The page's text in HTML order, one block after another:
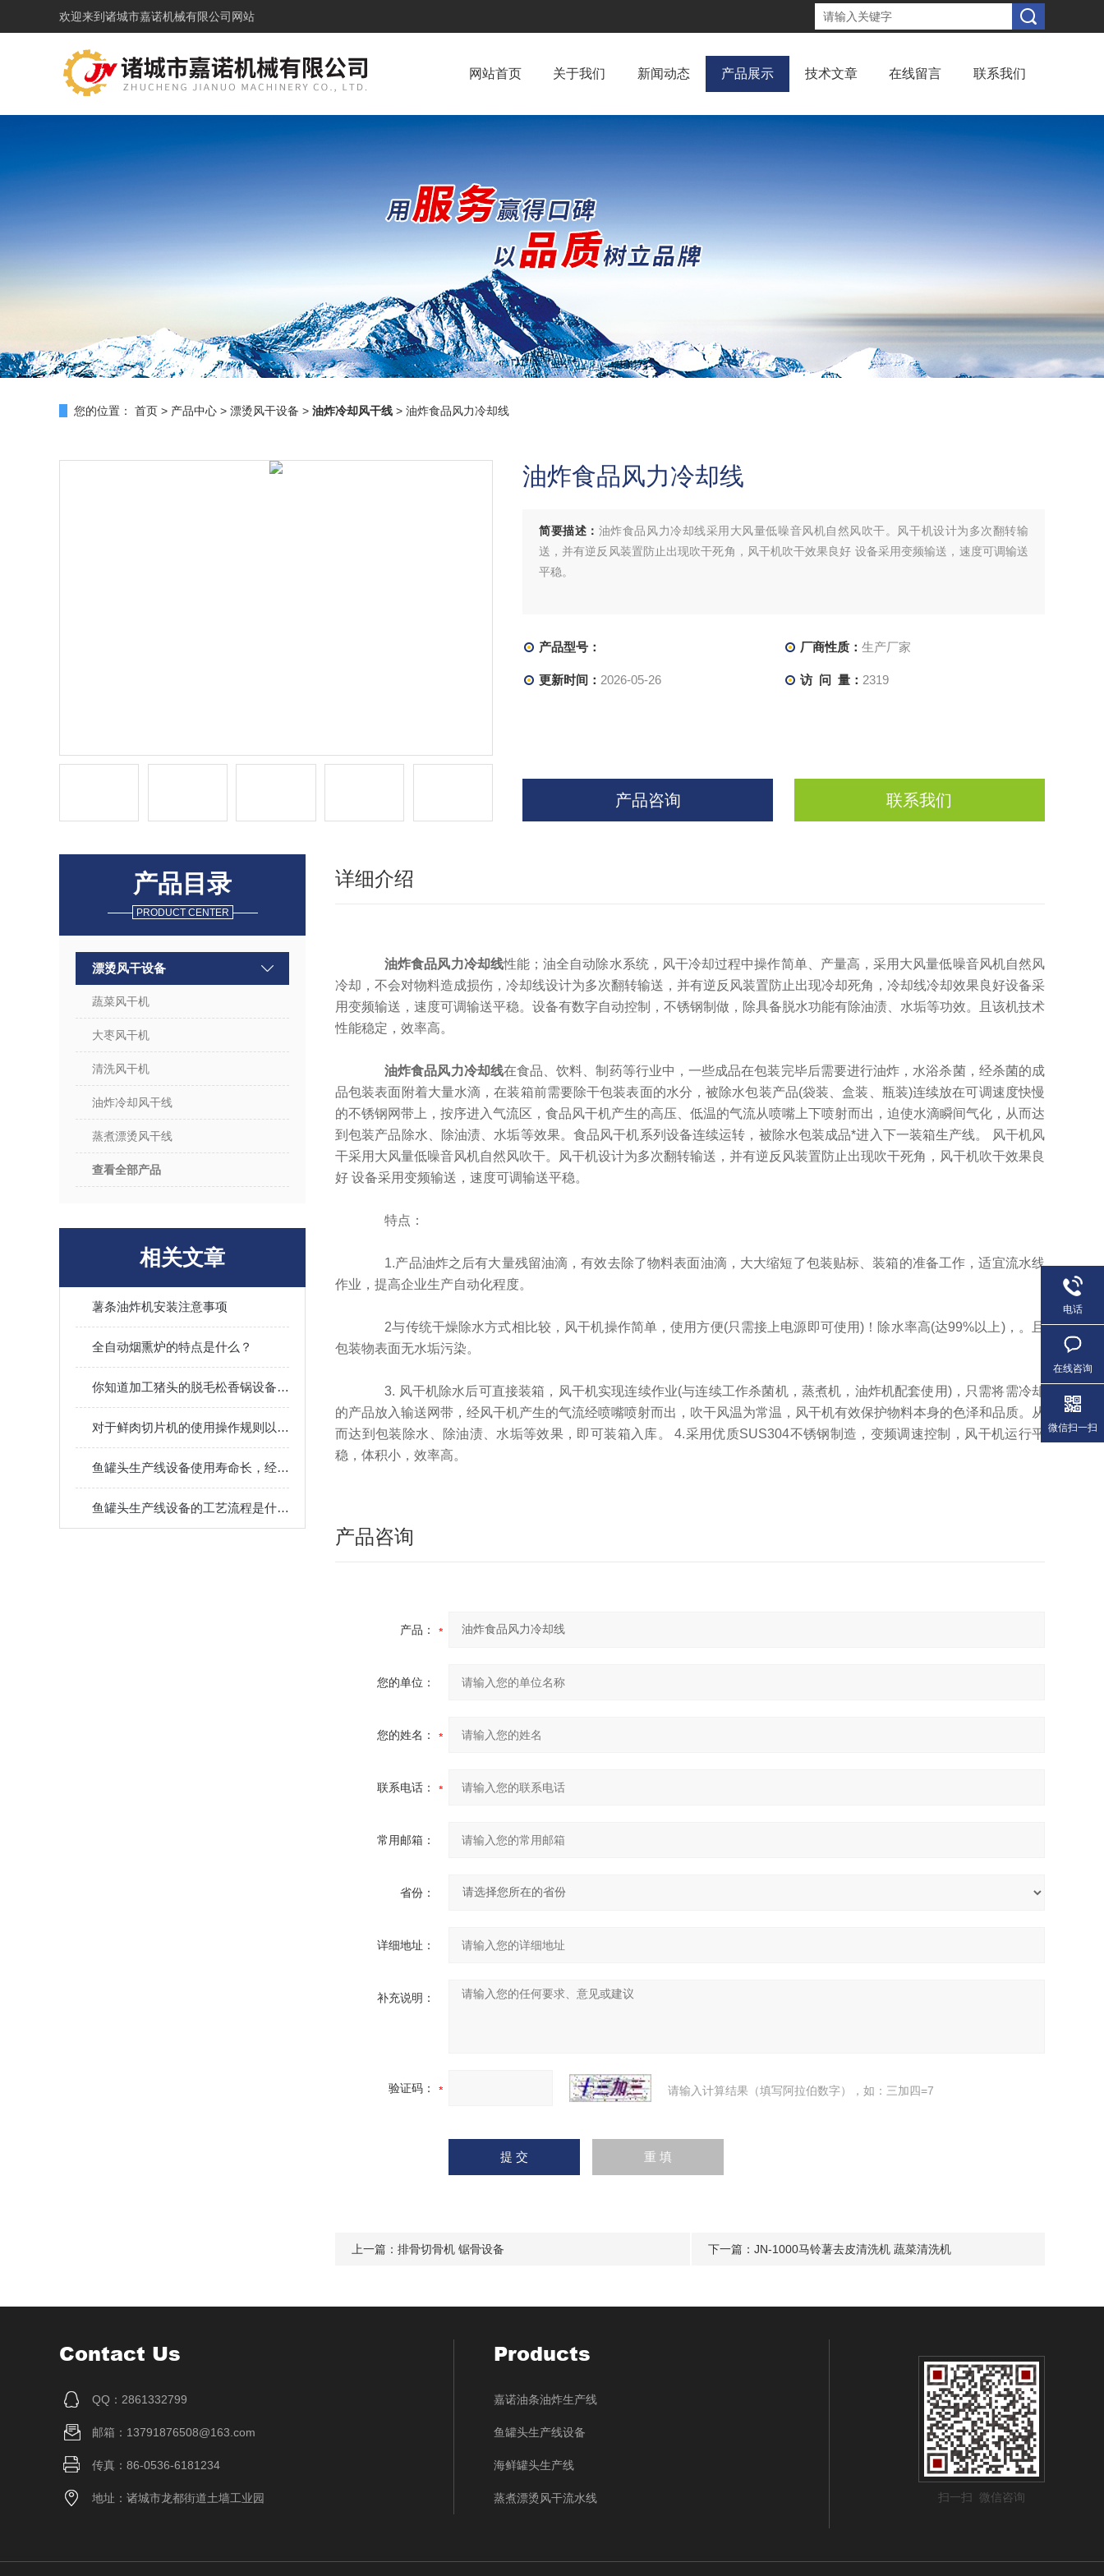
欢迎来到 诸城市嘉诺机械有限公司网站
网站首页 关于我们 新闻动态 产品展示 技术文章 在线留言 联系我们
您的位置： 首页 > 产品中心 > 漂烫风干设备 > 油炸冷却风干线 > 油炸食品风力冷却线
油炸食品风力冷却线
简要描述： 油炸食品风力冷却线采用大风量低噪音风机自然风吹干。风干机设计为多次翻转输
送，并有逆反风装置防止出现吹干死角，风干机吹干效果良好 设备采用变频输送，速度可调输送
平稳。
产品型号： 厂商性质： 生产厂家
更新时间： 2026-05-26 访 问 量： 2319
产品咨询 联系我们
产品目录
PRODUCT CENTER
漂烫风干设备
蔬菜风干机
大枣风干机
清洗风干机
油炸冷却风干线
蒸煮漂烫风干线
查看全部产品
相关文章
薯条油炸机安装注意事项
全自动烟熏炉的特点是什么？
你知道加工猪头的脱毛松香锅设备都有哪些配置和优点吗
对于鲜肉切片机的使用操作规则以及注意事项
鱼罐头生产线设备使用寿命长，经安全检查合格、保护装置安全可靠
鱼罐头生产线设备的工艺流程是什么？性能如何？
详细介绍
油炸食品风力冷却线性能；油全自动除水系统，风干冷却过程中操作简单、产量高，采用大风量低噪音风机自然风
冷却，不会对物料造成损伤，冷却线设计为多次翻转输送，并有逆反风装置防止出现冷却死角，冷却线冷却效果良好设备采
用变频输送，速度可调输送平稳。设备有数字自动控制，不锈钢制做，除具备脱水功能有除油渍、水垢等功效。且该机技术
性能稳定，效率高。
油炸食品风力冷却线在食品、饮料、制药等行业中，一些成品在包装完毕后需要进行油炸，水浴杀菌，经杀菌的成
品包装表面附着大量水滴，在装箱前需要除干包装表面的水分，被除水包装产品(袋装、盒装、瓶装)连续放在可调速度快慢
的不锈钢网带上，按序进入气流区，食品风干机产生的高压、低温的气流从喷嘴上下喷射而出，迫使水滴瞬间气化，从而达
到包装产品除水、除油渍、水垢等效果。食品风干机系列设备连续运转，被除水包装成品*进入下一装箱生产线。 风干机风
干采用大风量低噪音风机自然风吹干。风干机设计为多次翻转输送，并有逆反风装置防止出现吹干死角，风干机吹干效果良
好 设备采用变频输送，速度可调输送平稳。
特点：
1.产品油炸之后有大量残留油滴，有效去除了物料表面油滴，大大缩短了包装贴标、装箱的准备工作，适宜流水线
作业，提高企业生产自动化程度。
2与传统干燥除水方式相比较，风干机操作简单，使用方便(只需接上电源即可使用)！除水率高(达99%以上)，。且
包装物表面无水垢污染。
3. 风干机除水后可直接装箱，风干机实现连续作业(与连续工作杀菌机，蒸煮机，油炸机配套使用)，只需将需冷却
的产品放入输送网带，经风干机产生的气流经喷嘴喷射而出，吹干风温为常温，风干机有效保护物料本身的色泽和品质。从
而达到包装除水、除油渍、水垢等效果，即可装箱入库。 4.采用优质SUS304不锈钢制造，变频调速控制，风干机运行平
稳，体积小，效率高。
产品咨询
产品：
您的单位：
您的姓名：
联系电话：
常用邮箱：
省份：
详细地址：
补充说明：
验证码： 请输入计算结果（填写阿拉伯数字），如：三加四=7
上一篇： 排骨切骨机 锯骨设备 下一篇： JN-1000马铃薯去皮清洗机 蔬菜清洗机
Contact Us
QQ：2861332799
邮箱：13791876508@163.com
传真：86-0536-6181234
地址：诸城市龙都街道土墙工业园
Products
嘉诺油条油炸生产线
鱼罐头生产线设备
海鲜罐头生产线
蒸煮漂烫风干流水线 扫一扫 微信咨询
电话
在线咨询
微信扫一扫